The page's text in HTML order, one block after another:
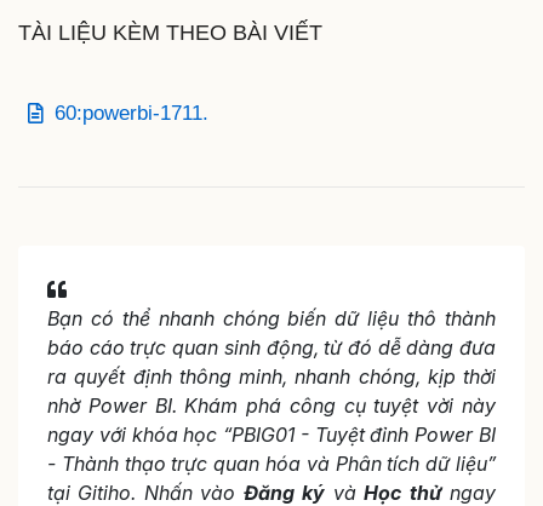
TÀI LIỆU KÈM THEO BÀI VIẾT
60:powerbi-1711.
Bạn có thể nhanh chóng biến dữ liệu thô thành
báo cáo trực quan sinh động, từ đó dễ dàng đưa
ra quyết định thông minh, nhanh chóng, kịp thời
nhờ Power BI. Khám phá công cụ tuyệt vời này
ngay với khóa học “PBIG01 - Tuyệt đỉnh Power BI
- Thành thạo trực quan hóa và Phân tích dữ liệu”
tại Gitiho. Nhấn vào Đăng ký vàHọc thửngay